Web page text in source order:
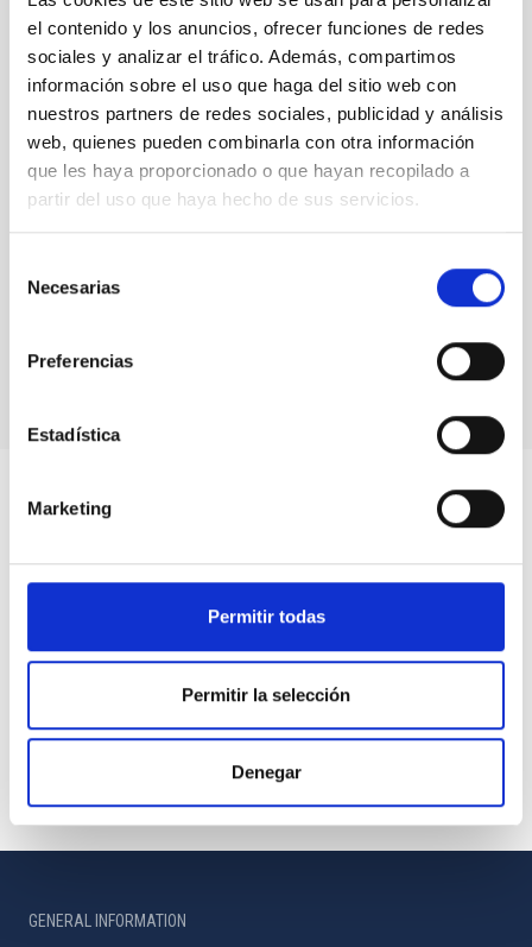
el contenido y los anuncios, ofrecer funciones de redes
sociales y analizar el tráfico. Además, compartimos
información sobre el uso que haga del sitio web con
nuestros partners de redes sociales, publicidad y análisis
web, quienes pueden combinarla con otra información
que les haya proporcionado o que hayan recopilado a
partir del uso que haya hecho de sus servicios.
Necesarias
Preferencias
Estadística
Marketing
Permitir todas
Permitir la selección
Denegar
Michael Gillon and Julien de Wit during the talks prior
GENERAL INFORMATION